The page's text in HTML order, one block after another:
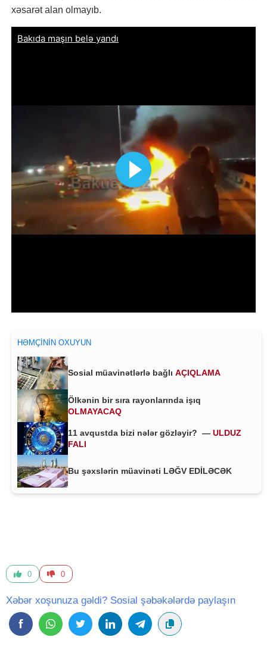
xəsarət alan olmayıb.
HƏMÇININ OXUYUN
Sosial müavinətlərlə bağlı AÇIQLAMA
Ölkənin bir sıra rayonlarında işıq
OLMAYACAQ
11 avqustda bizi nələr gözləyir? — ULDUZ
FALI
Bu şəxslərin müavinəti LƏĞV EDİLƏCƏK
0 0
Xəbər xoşunuza gəldi? Sosial şəbəkələrdə paylaşın